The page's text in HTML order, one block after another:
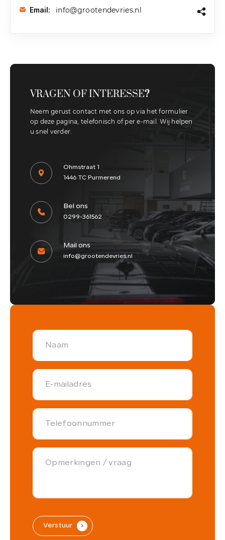
Email: info@grootendevries.nl
VRAGEN OF INTERESSE?
Neem gerust contact met ons op via het formulier
op deze pagina, telefonisch of per e-mail. Wij helpen
u snel verder.
Ohmstraat 1
1446 TC Purmerend
Bel ons
0299-361562
Mail ons
info@grootendevries.nl
Verstuur .